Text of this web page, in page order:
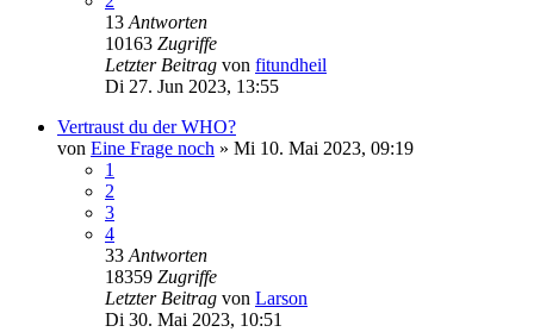
13 Antworten
10163 Zugriffe
Letzter Beitrag von fitundheil
Di 27. Jun 2023, 13:55
Vertraust du der WHO?
von Eine Frage noch » Mi 10. Mai 2023, 09:19
1
2
3
4
33 Antworten
18359 Zugriffe
Letzter Beitrag von Larson
Di 30. Mai 2023, 10:51